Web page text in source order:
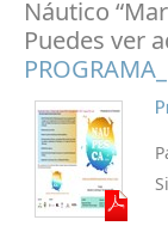
Náutico
Puedes ver